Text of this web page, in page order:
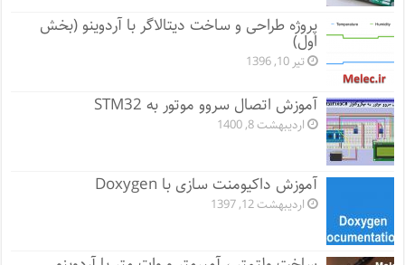
پروژه طراحی و ساخت دیتالاگر با آردوینو (بخش
اول)
تیر 10, 1396
آموزش اتصال سروو موتور به STM32
اردیبهشت 8, 1400
آموزش داکیومنت سازی با Doxygen
اردیبهشت 12, 1397